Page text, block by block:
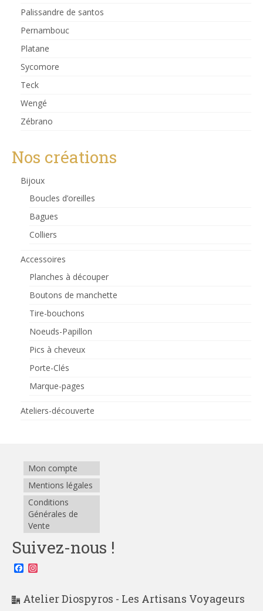
Palissandre de santos
Pernambouc
Platane
Sycomore
Teck
Wengé
Zébrano
Nos créations
Bijoux
Boucles d’oreilles
Bagues
Colliers
Accessoires
Planches à découper
Boutons de manchette
Tire-bouchons
Noeuds-Papillon
Pics à cheveux
Porte-Clés
Marque-pages
Ateliers-découverte
Mon compte
Mentions légales
Conditions
Générales de
Vente
Suivez-nous !
Facebook
Atelier Diospyros - Les Artisans Voyageurs